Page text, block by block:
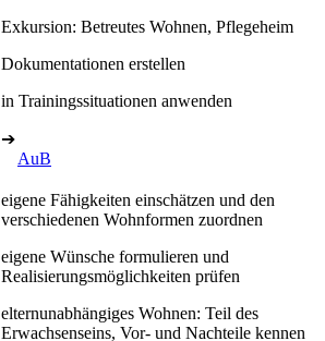
Exkursion: Betreutes Wohnen, Pflegeheim
Dokumentationen erstellen
in Trainingssituationen anwenden
➔
AuB
eigene Fähigkeiten einschätzen und den
verschiedenen Wohnformen zuordnen
eigene Wünsche formulieren und
Realisierungsmöglichkeiten prüfen
elternunabhängiges Wohnen: Teil des
Erwachsenseins, Vor- und Nachteile kennen